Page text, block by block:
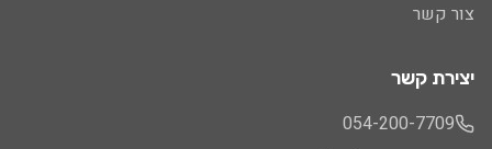
צור קשר
יצירת קשר
054-200-7709